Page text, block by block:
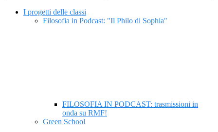
I progetti delle classi
Filosofia in Podcast: "Il Philo di Sophia"
FILOSOFIA IN PODCAST: trasmissioni in
onda su RMF!
Green School